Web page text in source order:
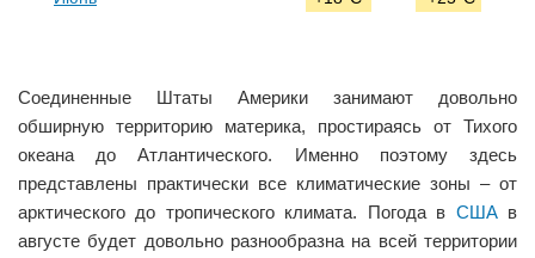
Соединенные Штаты Америки занимают довольно
обширную территорию материка, простираясь от Тихого
океана до Атлантического. Именно поэтому здесь
представлены практически все климатические зоны – от
арктического до тропического климата. Погода в СШАв
августе будет довольно разнообразна на всей территории